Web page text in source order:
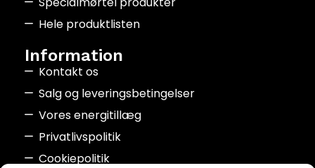
Hele produktlisten
Information
Kontakt os
Salg og leveringsbetingelser
Vores energitillæg
Privatlivspolitik
Cookiepolitik